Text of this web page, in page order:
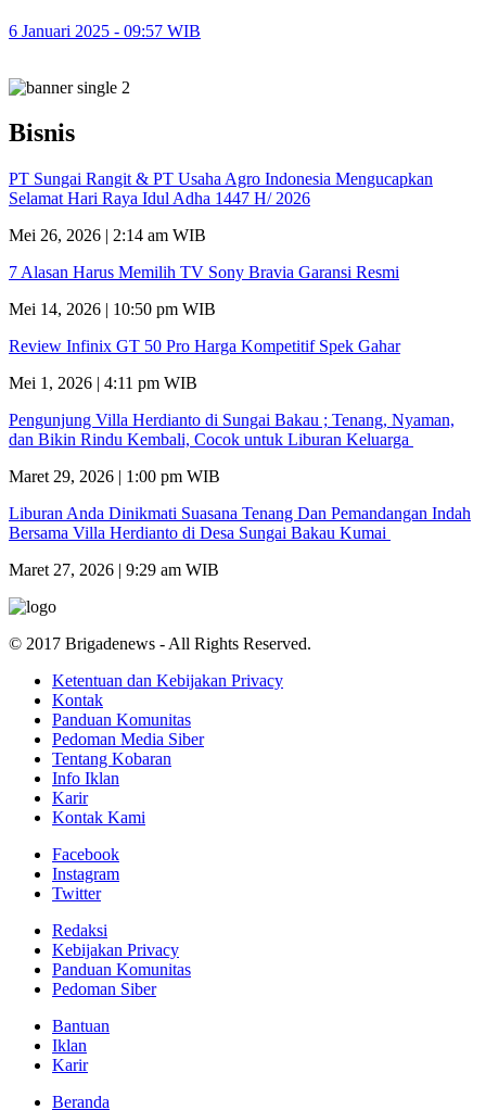
6 Januari 2025 - 09:57 WIB
Bisnis
PT Sungai Rangit & PT Usaha Agro Indonesia Mengucapkan
Selamat Hari Raya Idul Adha 1447 H/ 2026
Mei 26, 2026 | 2:14 am WIB
7 Alasan Harus Memilih TV Sony Bravia Garansi Resmi
Mei 14, 2026 | 10:50 pm WIB
Review Infinix GT 50 Pro Harga Kompetitif Spek Gahar
Mei 1, 2026 | 4:11 pm WIB
Pengunjung Villa Herdianto di Sungai Bakau ; Tenang, Nyaman,
dan Bikin Rindu Kembali, Cocok untuk Liburan Keluarga
Maret 29, 2026 | 1:00 pm WIB
Liburan Anda Dinikmati Suasana Tenang Dan Pemandangan Indah
Bersama Villa Herdianto di Desa Sungai Bakau Kumai
Maret 27, 2026 | 9:29 am WIB
© 2017 Brigadenews - All Rights Reserved.
Ketentuan dan Kebijakan Privacy
Kontak
Panduan Komunitas
Pedoman Media Siber
Tentang Kobaran
Info Iklan
Karir
Kontak Kami
Facebook
Instagram
Twitter
Redaksi
Kebijakan Privacy
Panduan Komunitas
Pedoman Siber
Bantuan
Iklan
Karir
Beranda